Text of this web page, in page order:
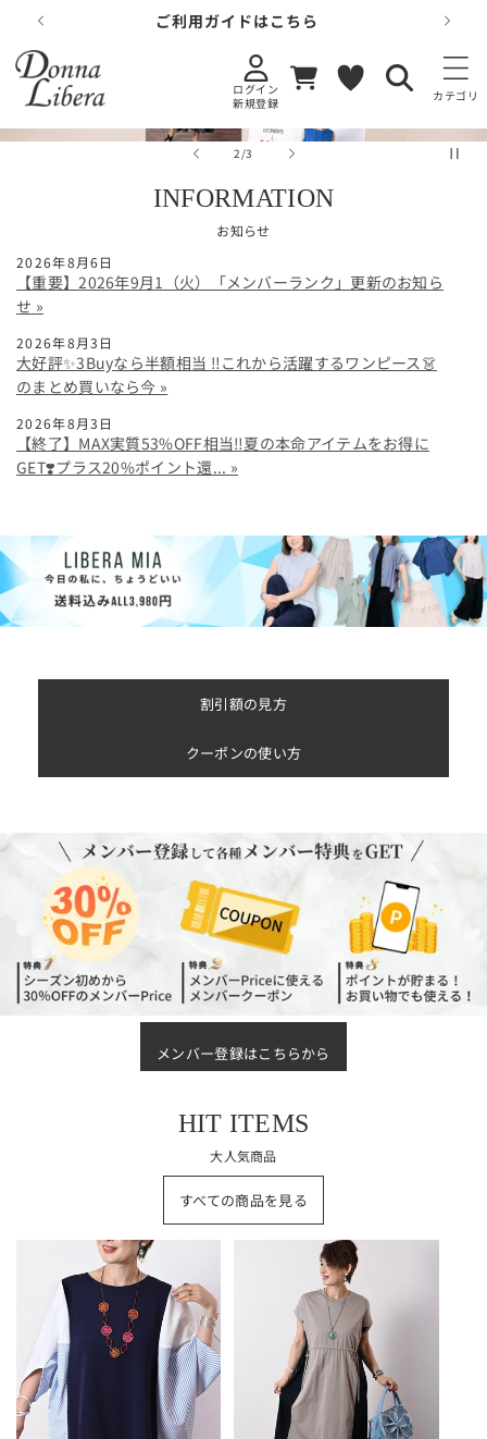
コンテンツに
進む ご利用ガイドはこちら
カテゴリ
ログイン
新規登録
ト
気
に
2/の
3
INFORMATION
お知らせ
2026年8月6日
【重要】2026年9月1（火）「メンバーランク」更新のお知ら
せ
2026年8月3日
大好評✨3Buyなら半額相当 ‼️これから活躍するワンピース👗
のまとめ買いなら今
2026年8月3日
【終了】MAX実質53%OFF相当‼️夏の本命アイテムをお得に
GET❣️プラス20%ポイント還...
割引額の見方
クーポンの使い方
メンバー登録はこちらから
HIT ITEMS
大人気商品
すべての商品を見る